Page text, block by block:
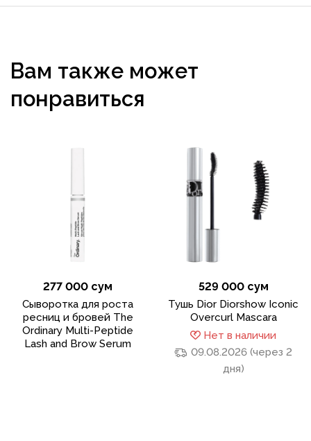
Вам также может
понравиться
277 000 сум
Сыворотка для роста
ресниц и бровей The
Ordinary Multi-Peptide
Lash and Brow Serum
529 000 сум
Тушь Dior Diorshow Iconic
Overcurl Mascara
Нет в наличии
09.08.2026 (через 2
дня)